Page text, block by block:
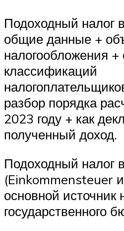
Подоходный налог
общие данные +
налогообложения +
классификаций
разбор порядка
2023 году + как
полученный доход.
Подоходный налог
(Einkommensteuer
основной источник
государственного